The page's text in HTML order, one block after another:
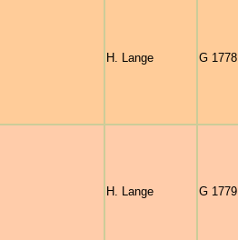
H. Lange G 1778
H. Lange G 1779